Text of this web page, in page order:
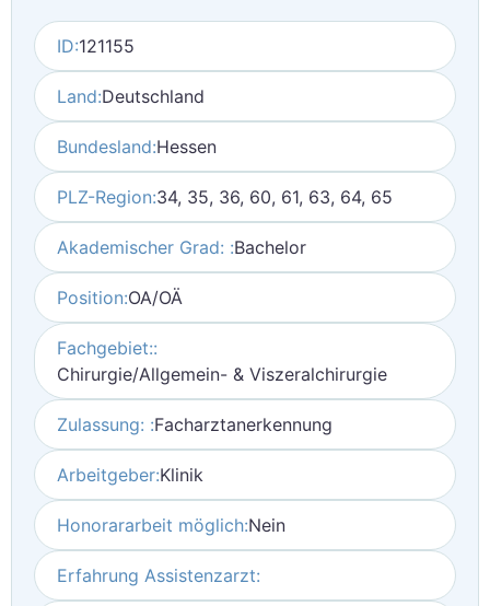
ID:121155
Land:Deutschland
Bundesland:Hessen
PLZ-Region:34, 35, 36, 60, 61, 63, 64, 65
Akademischer Grad: :Bachelor
Position:OA/OÄ
Fachgebiet::
Chirurgie/Allgemein- & Viszeralchirurgie
Zulassung: :Facharztanerkennung
Arbeitgeber:Klinik
Honorararbeit möglich:Nein
Erfahrung Assistenzarzt: